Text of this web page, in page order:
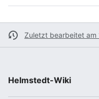
Zuletzt bearbeitet am
Helmstedt-Wiki